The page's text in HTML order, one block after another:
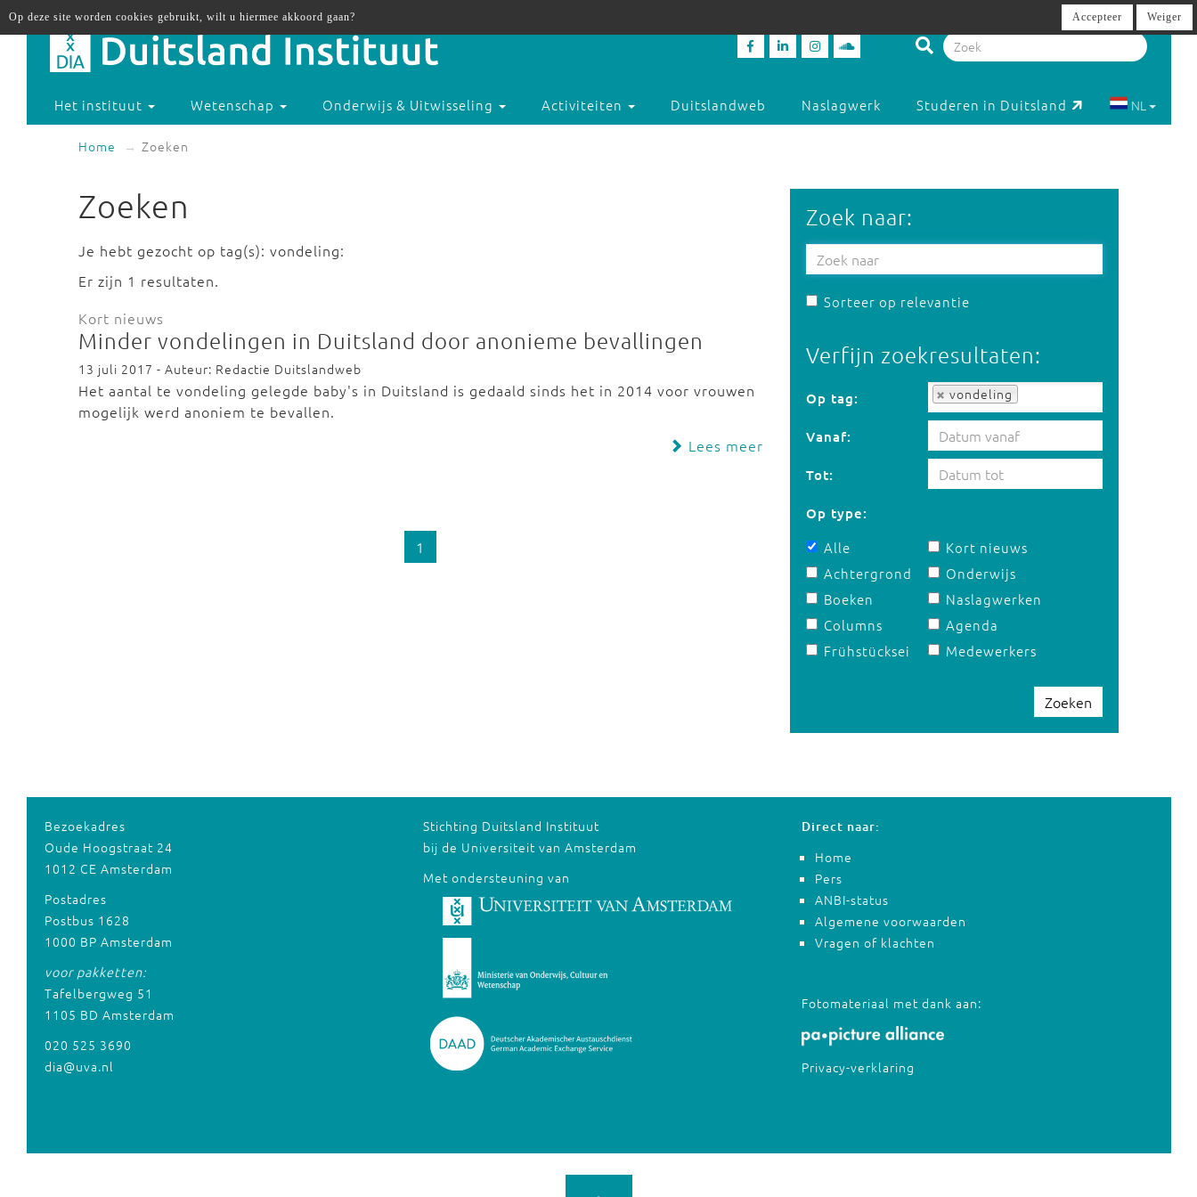
Het instituut Wetenschap Onderwijs & Uitwisseling Activiteiten Duitslandweb Naslagwerk Studeren in Duitsland NL
Home Zoeken
Zoeken
Je hebt gezocht op tag(s): vondeling:
Er zijn 1 resultaten.
Kort nieuws
Minder vondelingen in Duitsland door anonieme bevallingen
13 juli 2017 - Auteur: Redactie Duitslandweb
Het aantal te vondeling gelegde baby's in Duitsland is gedaald sinds het in 2014 voor vrouwen
mogelijk werd anoniem te bevallen.
Lees meer
1
Zoek naar:
Sorteer op relevantie
Verfijn zoekresultaten:
Op tag: vondeling
Op tag:
Vanaf:
Tot:
Op type:
Alle
Achtergrond
Boeken
Columns
Frühstücksei
Kort nieuws
Onderwijs
Naslagwerken
Agenda
Medewerkers
Zoeken
Bezoekadres
Oude Hoogstraat 24
1012 CE Amsterdam
Postadres
Postbus 1628
1000 BP Amsterdam
voor pakketten:
Tafelbergweg 51
1105 BD Amsterdam
020 525 3690
dia@uva.nl
Stichting Duitsland Instituut
bij de Universiteit van Amsterdam
Met ondersteuning van
Direct naar:
Home
Pers
ANBI-status
Algemene voorwaarden
Vragen of klachten
Fotomateriaal met dank aan:
Privacy-verklaring
Op deze site worden cookies gebruikt, wilt u hiermee akkoord gaan? Accepteer Weiger